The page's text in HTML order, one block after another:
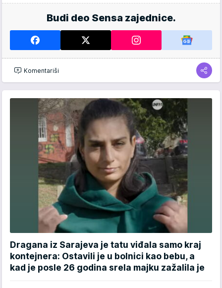
Budi deo Sensa zajednice.
Komentariši
Dragana iz Sarajeva je tatu viđala samo kraj
kontejnera: Ostavili je u bolnici kao bebu, a
kad je posle 26 godina srela majku zažalila je